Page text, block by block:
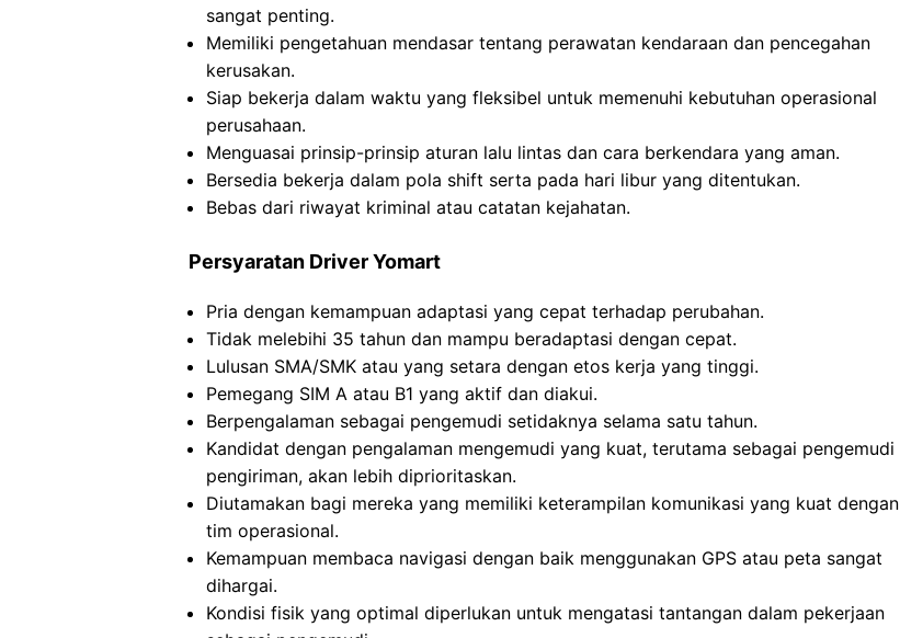
sangat penting.
Memiliki pengetahuan mendasar tentang perawatan kendaraan dan pencegahan
kerusakan.
Siap bekerja dalam waktu yang fleksibel untuk memenuhi kebutuhan operasional
perusahaan.
Menguasai prinsip-prinsip aturan lalu lintas dan cara berkendara yang aman.
Bersedia bekerja dalam pola shift serta pada hari libur yang ditentukan.
Bebas dari riwayat kriminal atau catatan kejahatan.
Persyaratan Driver Yomart
Pria dengan kemampuan adaptasi yang cepat terhadap perubahan.
Tidak melebihi 35 tahun dan mampu beradaptasi dengan cepat.
Lulusan SMA/SMK atau yang setara dengan etos kerja yang tinggi.
Pemegang SIM A atau B1 yang aktif dan diakui.
Berpengalaman sebagai pengemudi setidaknya selama satu tahun.
Kandidat dengan pengalaman mengemudi yang kuat, terutama sebagai pengemudi
pengiriman, akan lebih diprioritaskan.
Diutamakan bagi mereka yang memiliki keterampilan komunikasi yang kuat dengan
tim operasional.
Kemampuan membaca navigasi dengan baik menggunakan GPS atau peta sangat
dihargai.
Kondisi fisik yang optimal diperlukan untuk mengatasi tantangan dalam pekerjaan